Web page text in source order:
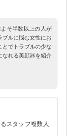
そ半数以上の人が
ブルに悩む女性にお
とでトラブルの少な
なれる美顔器を紹介
スタッフ複数人